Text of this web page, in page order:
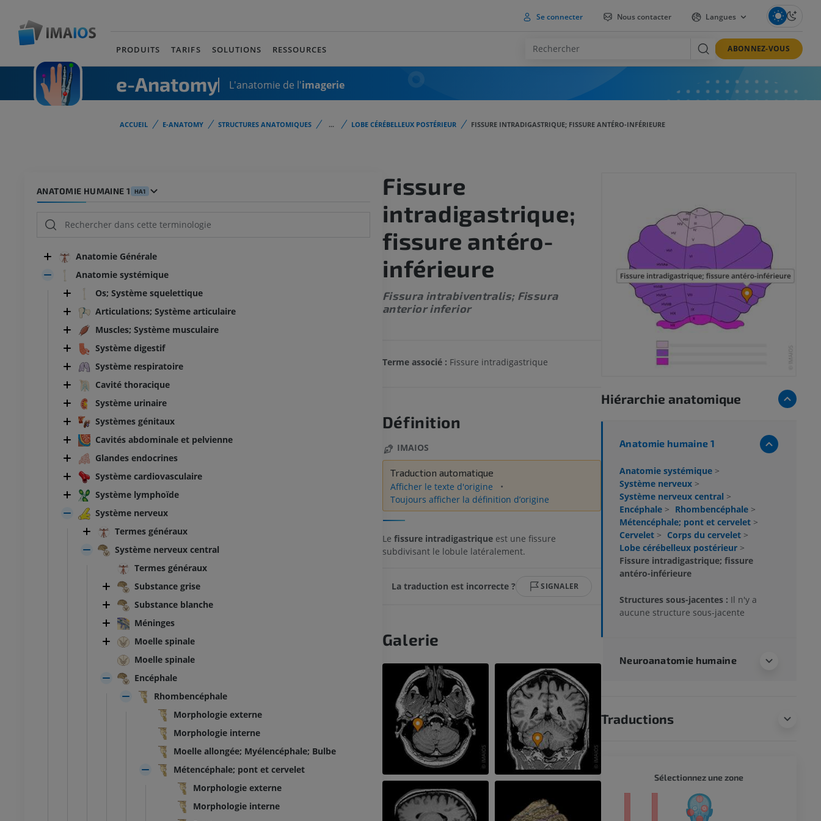
Se connecter Nous contacter Langues
PRODUITS TARIFS SOLUTIONS RESSOURCES ABONNEZ-VOUS
e-Anatomy L'anatomie de l'imagerie
ACCUEIL E-ANATOMY STRUCTURES ANATOMIQUES ... LOBE CÉRÉBELLEUX POSTÉRIEUR FISSURE INTRADIGASTRIQUE; FISSURE ANTÉRO-INFÉRIEURE
ANATOMIE HUMAINE 1 HA1
Anatomie Générale
Anatomie systémique
Os; Système squelettique
Articulations; Système articulaire
Muscles; Système musculaire
Système digestif
Système respiratoire
Cavité thoracique
Système urinaire
Systèmes génitaux
Cavités abdominale et pelvienne
Glandes endocrines
Système cardiovasculaire
Système lymphoïde
Système nerveux
Termes généraux
Système nerveux central
Termes généraux
Substance grise
Substance blanche
Méninges
Moelle spinale
Moelle spinale
Encéphale
Rhombencéphale
Morphologie externe
Morphologie interne
Moelle allongée; Myélencéphale; Bulbe
Métencéphale; pont et cervelet
Morphologie externe
Morphologie interne
Fissure
intradigastrique;
fissure antéro-
inférieure
Fissura intrabiventralis; Fissura
anterior inferior
Terme associé : Fissure intradigastrique
Définition
IMAIOS
Traduction automatique
Afficher le texte d'origine
Toujours afficher la définition d’origine
Le fissure intradigastriqueest une fissure
subdivisant le lobule latéralement.
La traduction est incorrecte ? SIGNALER
Galerie
Hiérarchie anatomique
Anatomie humaine 1
Anatomie systémique >
Système nerveux >
Système nerveux central >
Encéphale > Rhombencéphale >
Métencéphale; pont et cervelet >
Cervelet > Corps du cervelet >
Lobe cérébelleux postérieur >
Fissure intradigastrique; fissure
antéro-inférieure
Structures sous-jacentes : Il n'y a
aucune structure sous-jacente
Neuroanatomie humaine
Traductions
IRM de la cheville
MEMBRE SUPÉRIEUR
IRM du membre supérieur
MEMBRE INFÉRIEUR
Membre inférieur
Illustrations
Sélectionnez une zone